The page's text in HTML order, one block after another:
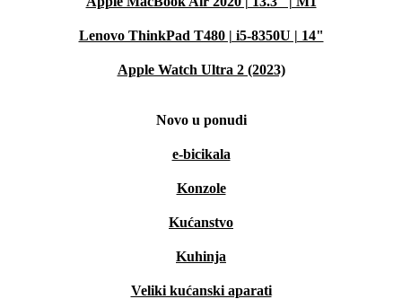
Lenovo ThinkPad T480 | i5-8350U | 14"
Apple Watch Ultra 2 (2023)
Novo u ponudi
e-bicikala
Konzole
Kućanstvo
Kuhinja
Veliki kućanski aparati